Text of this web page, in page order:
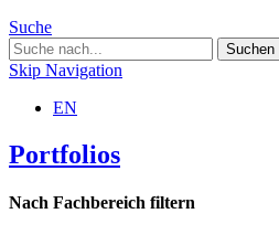
Suche
Skip Navigation
EN
Portfolios
Nach Fachbereich filtern